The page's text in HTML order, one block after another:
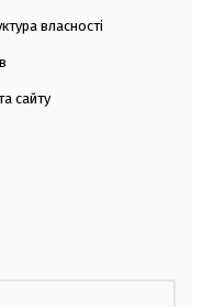
власності
сайту